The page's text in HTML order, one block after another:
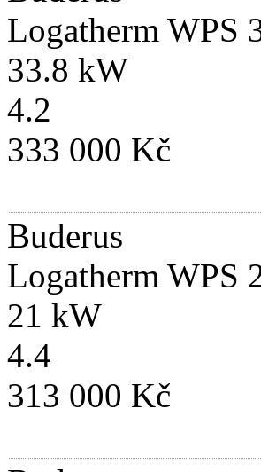
Logatherm WPS
33.8 kW
4.2
333 000 Kč
Buderus
Logatherm WPS
21 kW
4.4
313 000 Kč